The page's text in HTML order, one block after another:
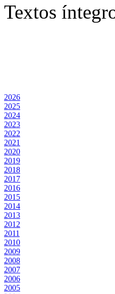
Textos
2026
2025
2024
2023
2022
2021
2020
2019
2018
2017
2016
2015
2014
2013
2012
2011
2010
2009
2008
2007
2006
2005